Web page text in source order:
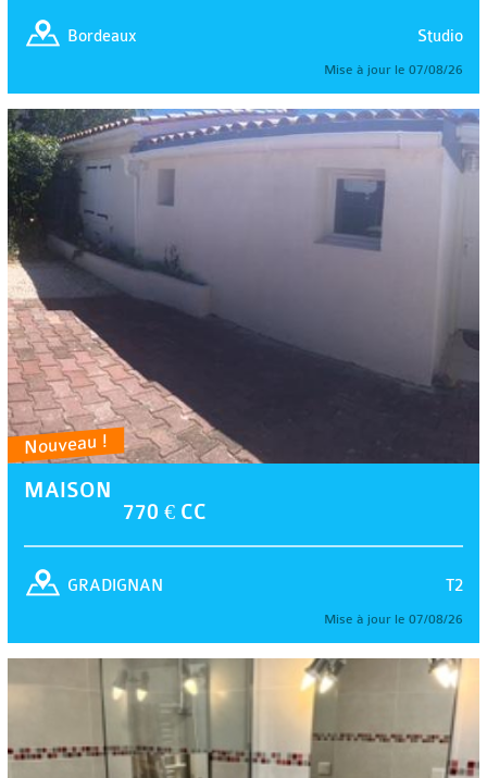
Studio
Bordeaux
Mise à jour le 07/08/26
Nouveau !
MAISON
770 € CC
T2
GRADIGNAN
Mise à jour le 07/08/26